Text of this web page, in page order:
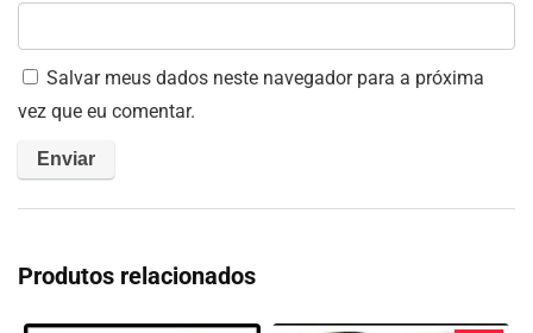
Salvar meus dados neste navegador para a próxima
vez que eu comentar.
Produtos relacionados